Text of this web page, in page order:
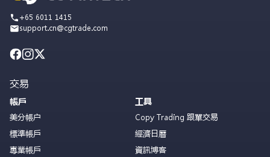
+65 6011 1415
support.cn@cgtrade.com
交易
帳戶
美分帳户
標準帳戶
專業帳戶
工具
Copy Trading 跟單交易
經濟日曆
資訊博客